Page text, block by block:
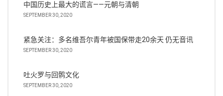
中国历史上最大的谎言——元朝与清朝
SEPTEMBER 30, 2020
紧急关注：多名维吾尔青年被国保带走20余天 仍无音讯
SEPTEMBER 30, 2020
吐火罗与回鹘文化
SEPTEMBER 30, 2020